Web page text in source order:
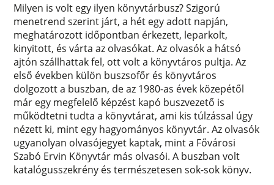
Milyen is volt egy ilyen könyvtárbusz? Szigorú
menetrend szerint járt, a hét egy adott napján,
meghatározott időpontban érkezett, leparkolt,
kinyitott, és várta az olvasókat. Az olvasók a hátsó
ajtón szállhattak fel, ott volt a könyvtáros pultja. Az
első években külön buszsofőr és könyvtáros
dolgozott a buszban, de az 1980-as évek közepétől
már egy megfelelő képzést kapó buszvezető is
működtetni tudta a könyvtárat, ami kis túlzással úgy
nézett ki, mint egy hagyományos könyvtár. Az olvasók
ugyanolyan olvasójegyet kaptak, mint a Fővárosi
Szabó Ervin Könyvtár más olvasói. A buszban volt
katalógusszekrény és természetesen sok-sok könyv.